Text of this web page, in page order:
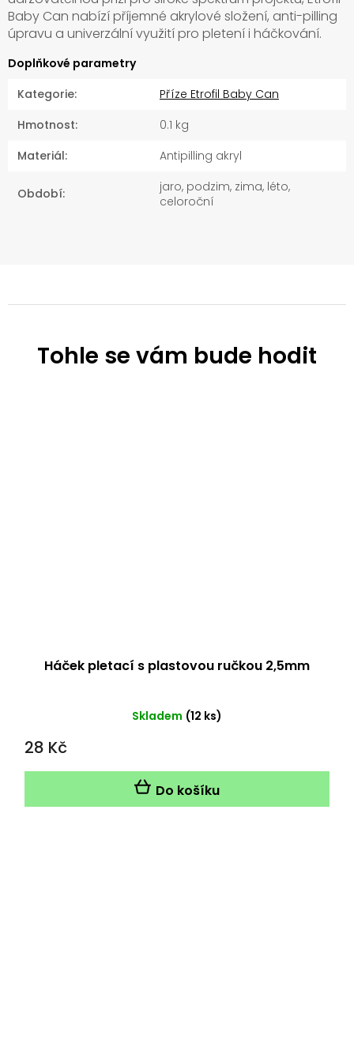
Háček pletací s plastovou ručkou 2,5mm
Průměrné
5,0
z
5
Skladem (12 ks)
28 Kč
Do košíku
Baby Can nabízí příjemné akrylové složení, anti-pilling
úpravu a univerzální využití pro pletení i háčkování.
Doplňkové parametry
Kategorie:
Příze Etrofil Baby Can
Hmotnost:
0.1 kg
Materiál: Antipilling akryl
Období:
jaro, podzim, zima, léto,
celoroční